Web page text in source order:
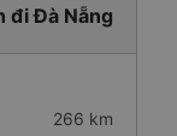
đi Đà Nẵng
266 km